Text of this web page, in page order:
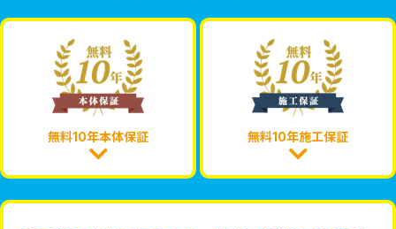
無料10年本体保証 無料10年施工保証